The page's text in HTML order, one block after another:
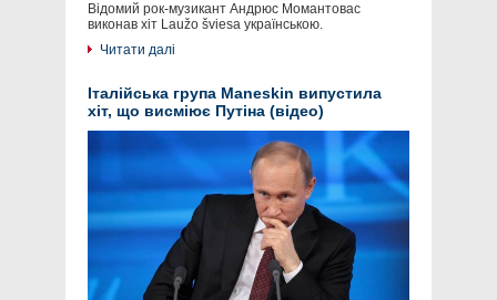
Відомий рок-музикант Андрюс Момантовас
виконав хіт Laužo šviesa українською.
Читати далі
Італійська група Maneskin випустила
хіт, що висміює Путіна (відео)